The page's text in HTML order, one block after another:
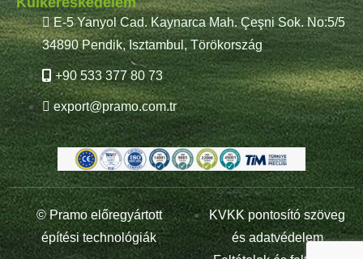
E-5 Yanyol Cad. Kaynarca Mah. Çeşni Sok. No:5/5
34890 Pendik, Isztambul, Törökország
+90 533 377 80 73
export@pramo.com.tr
© Pramo előregyártott
építési technológiák
KVKK pontosító szöveg
és adatvédelem